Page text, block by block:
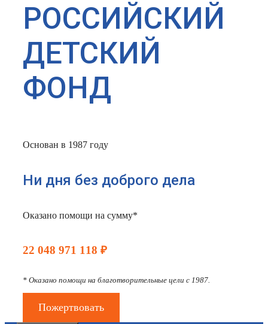
РОССИЙСКИЙ
ДЕТСКИЙ
ФОНД
Основан в 1987 году
Ни дня без доброго дела
Оказано помощи на сумму*
22 048 971 118 ₽
* Оказано помощи на благотворительные цели с 1987.
Пожертвовать